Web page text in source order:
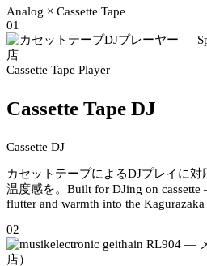
Analog × Cassette Tape
01
Cassette Tape Player
Cassette Tape DJ
Cassette DJ
カセットテープによるDJプレイに
温度感を。 Built for DJing on
flutter and warmth into the
02